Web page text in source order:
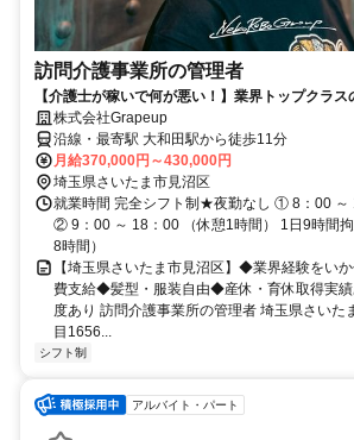
訪問介護事業所の管理者
【介護士が稼いで何が悪い！】業界トップクラ
経験をより良い現場で活かせる！
株式会社Grapeup
沿線・最寄駅 大和田駅から徒歩11分
月給370,000円～430,000円
埼玉県さいたま市見沼区
就業時間 完全シフト制★夜勤なし ① 8：00 ～
② 9：00 ～ 18：00 （休憩1時間） 1日9時間
8時間）
【埼玉県さいたま市見沼区】◆業界経験をい
費支給◆髪型・服装自由◆産休・育休取得実
度あり 訪問介護事業所の管理者 埼玉県さいた
目1656...
シフト制
アルバイト・パート